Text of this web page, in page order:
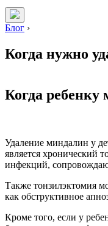
Блог ›
Когда нужно
Когда ребенку
Удаление миндалин у
является хронический
инфекций,
Также тонзилэктомия
как обструктивное
Кроме того, если у